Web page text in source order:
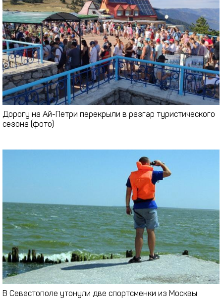
Дорогу на Ай-Петри перекрыли в разгар туристического
сезона (фото)
В Севастополе утонули две спортсменки из Москвы